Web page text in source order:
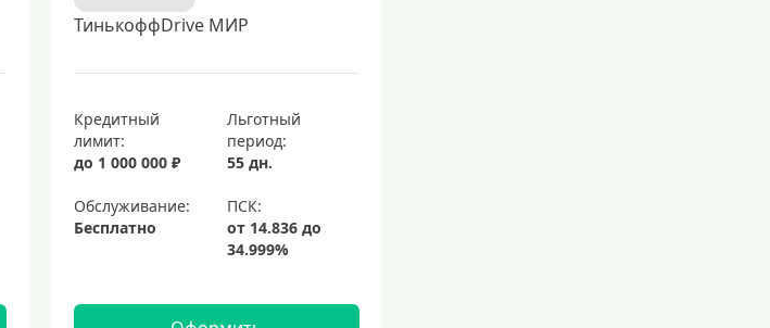
ТинькоффDrive МИР
Кредитный
лимит:
до 1 000 000 ₽
Льготный
период:
55 дн.
Обслуживание:
Бесплатно